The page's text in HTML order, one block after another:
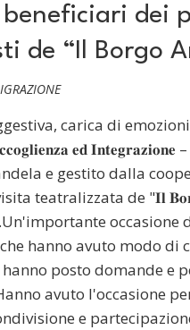
dei
de “Il Borgo
carica di
𝐞𝐝
e gestito dalla
teatralizzata de "𝐈𝐥
hanno avuto modo di
posto domande e
avuto l'occasione
e